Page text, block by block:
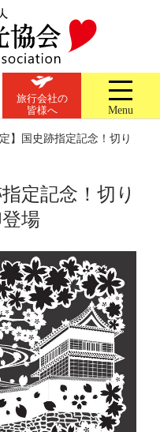
旅行会社の
皆様へ
Menu
定】国史跡指定記念！切り
定記念！切り
場